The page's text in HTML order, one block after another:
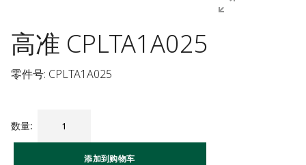
高准 CPLTA1A025
零件号: CPLTA1A025
数量:
添加到购物车